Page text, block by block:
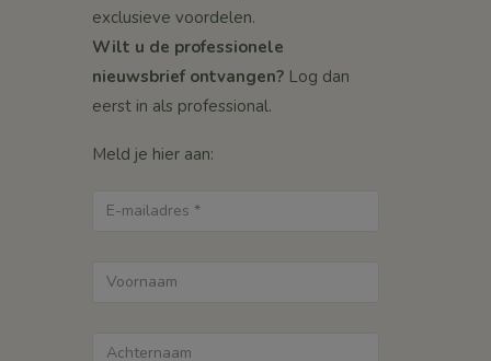
exclusieve voordelen.
Wilt u de professionele
nieuwsbrief ontvangen?Log dan
eerst in als professional.
Meld je hier aan: